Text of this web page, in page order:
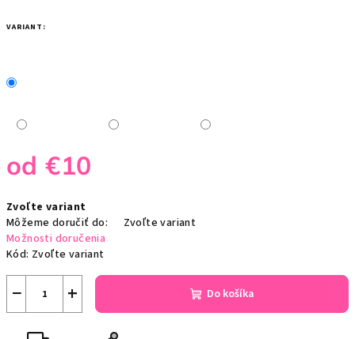
VARIANT:
od€10
cena:
Zvoľte variant
Môžeme doručiť do:
Zvoľte variant
Možnosti doručenia
Kód: Zvoľte variant
+
− Do košíka